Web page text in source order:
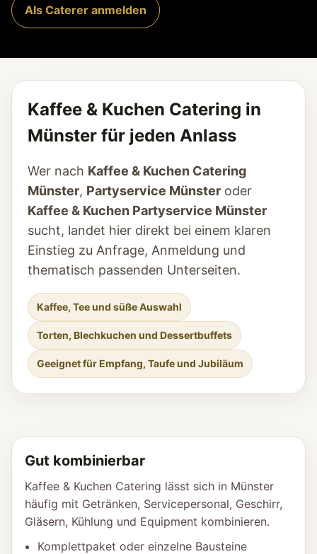
Als Caterer anmelden
Kaffee & Kuchen Catering in
Münster für jeden Anlass
Wer nach Kaffee & Kuchen Catering
Münster, Partyservice Münster oder
Kaffee & Kuchen Partyservice Münster
sucht, landet hier direkt bei einem klaren
Einstieg zu Anfrage, Anmeldung und
thematisch passenden Unterseiten.
Kaffee, Tee und süße Auswahl
Torten, Blechkuchen und Dessertbuffets
Geeignet für Empfang, Taufe und Jubiläum
Gut kombinierbar
Kaffee & Kuchen Catering lässt sich in Münster
häufig mit Getränken, Servicepersonal, Geschirr,
Gläsern, Kühlung und Equipment kombinieren.
Komplettpaket oder einzelne Bausteine